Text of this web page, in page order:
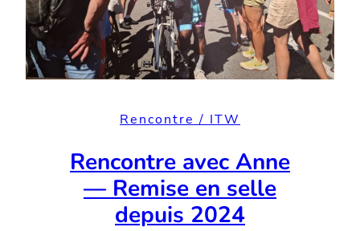
Rencontre / ITW
Rencontre avec Anne
— Remise en selle
depuis 2024